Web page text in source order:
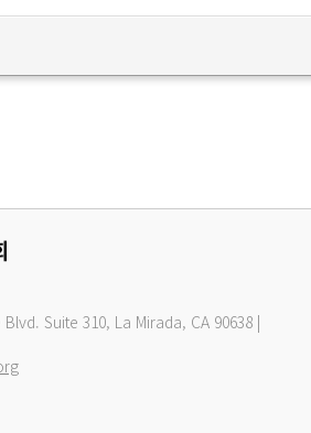
Blvd. Suite 310, La Mirada, CA 90638 |